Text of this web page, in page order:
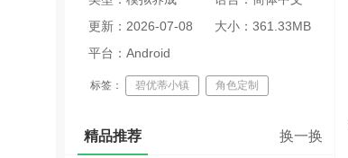
更新：2026-07-08
19:39:11
大小：361.33MB
平台：Android
标签： 碧优蒂小镇 角色定制
精品推荐 换一换